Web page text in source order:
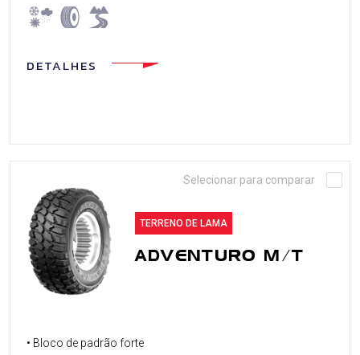
DETALHES
Selecionar para comparar
TERRENO DE LAMA
ADVENTURO M/T
• Bloco de padrão forte